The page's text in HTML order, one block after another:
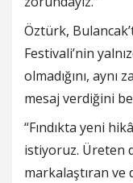
Öztürk,
Festivali’nin
olmadığını,
mesaj verdiğini
“Fındıkta yeni
istiyoruz. Üreten
markalaştıran ve